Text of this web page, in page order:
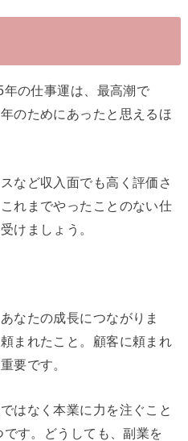
の仕事運は、最高潮で
のためにあったと思えるほ
など収入面でも高く評価さ
れまでやったことのない仕
けましょう。
なたの成長につながりま
まれたこと。顧客に頼まれ
要です。
はなく本業に力を注ぐこと
す。どうしても、副業を